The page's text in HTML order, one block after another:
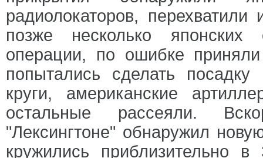
радиолокаторов,
позже несколько японских
операции, по ошибке
попытались сделать
круги, американские
остальные рассеяли.
"Лексингтоне" обнаружил
кружились приблизительно